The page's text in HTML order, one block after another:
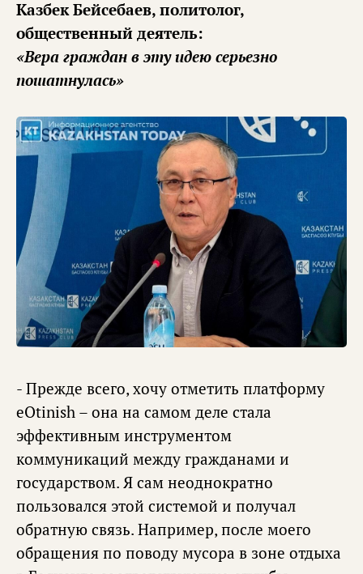
Казбек Бейсебаев, политолог,
общественный деятель:
«Вера граждан в эту идею серьезно
пошатнулась»
- Прежде всего, хочу отметить платформу
eOtinish – она на самом деле стала
эффективным инструментом
коммуникаций между гражданами и
государством. Я сам неоднократно
пользовался этой системой и получал
обратную связь. Например, после моего
обращения по поводу мусора в зоне отдыха